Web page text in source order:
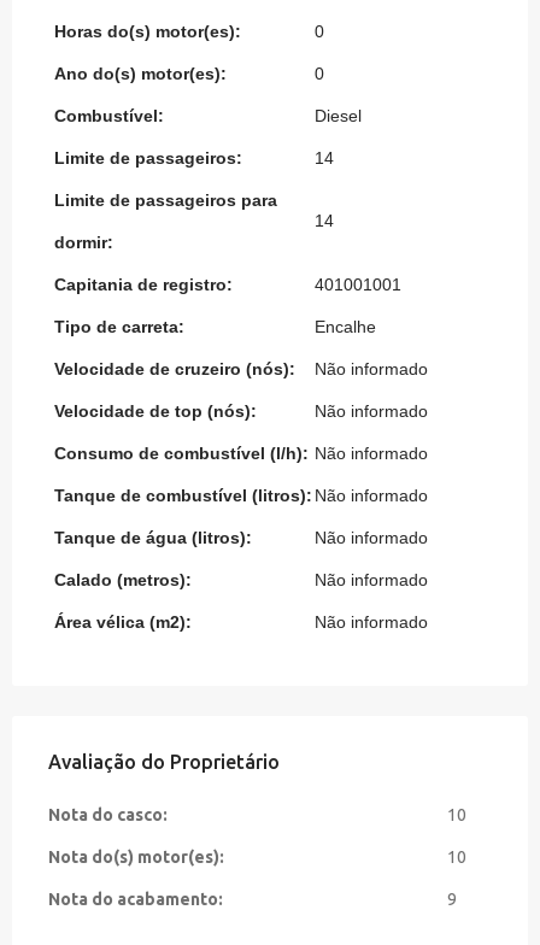
Horas do(s) motor(es): 0
Ano do(s) motor(es): 0
Combustível: Diesel
Limite de passageiros: 14
Limite de passageiros para
dormir:
14
Capitania de registro: 401001001
Tipo de carreta: Encalhe
Velocidade de cruzeiro (nós): Não informado
Velocidade de top (nós): Não informado
Consumo de combustível (l/h): Não informado
Tanque de combustível (litros): Não informado
Tanque de água (litros): Não informado
Calado (metros): Não informado
Área vélica (m2): Não informado
Avaliação do Proprietário
Nota do casco: 10
Nota do(s) motor(es): 10
Nota do acabamento: 9